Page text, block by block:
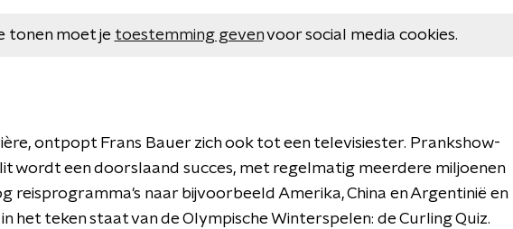
tonen moet je toestemming gevenvoor social media cookies.
ontpopt Frans Bauer zich ook tot een televisiester. Prankshow-
wordt een doorslaand succes, met regelmatig meerdere miljoenen
reisprogramma's naar bijvoorbeeld Amerika, China en Argentinië en
het teken staat van de Olympische Winterspelen: de Curling Quiz.